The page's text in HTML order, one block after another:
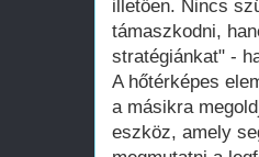
illetően. Nincs
támaszkodni,
stratégiánkat" -
A hőtérképes
a másikra
eszköz, amely